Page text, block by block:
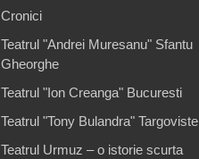
Cronici
Teatrul "Andrei Muresanu" Sfantu
Gheorghe
Teatrul "Ion Creanga" Bucuresti
Teatrul "Tony Bulandra" Targoviste
Teatrul Urmuz – o istorie scurta